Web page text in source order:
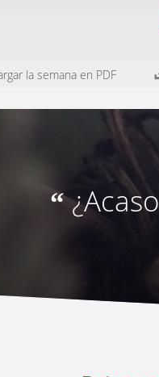
la semana en PDF
“